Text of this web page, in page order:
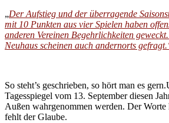
„Der Aufstieg und der überragende
mit 10 Punkten aus vier Spielen haben
anderen Vereinen Begehrlichkeiten
Neuhaus scheinen auch andernorts
So steht’s geschrieben, so hört man es
Tagesspiegel vom 13. September diesen
Außen wahrgenommen werden. Der
fehlt der Glaube.